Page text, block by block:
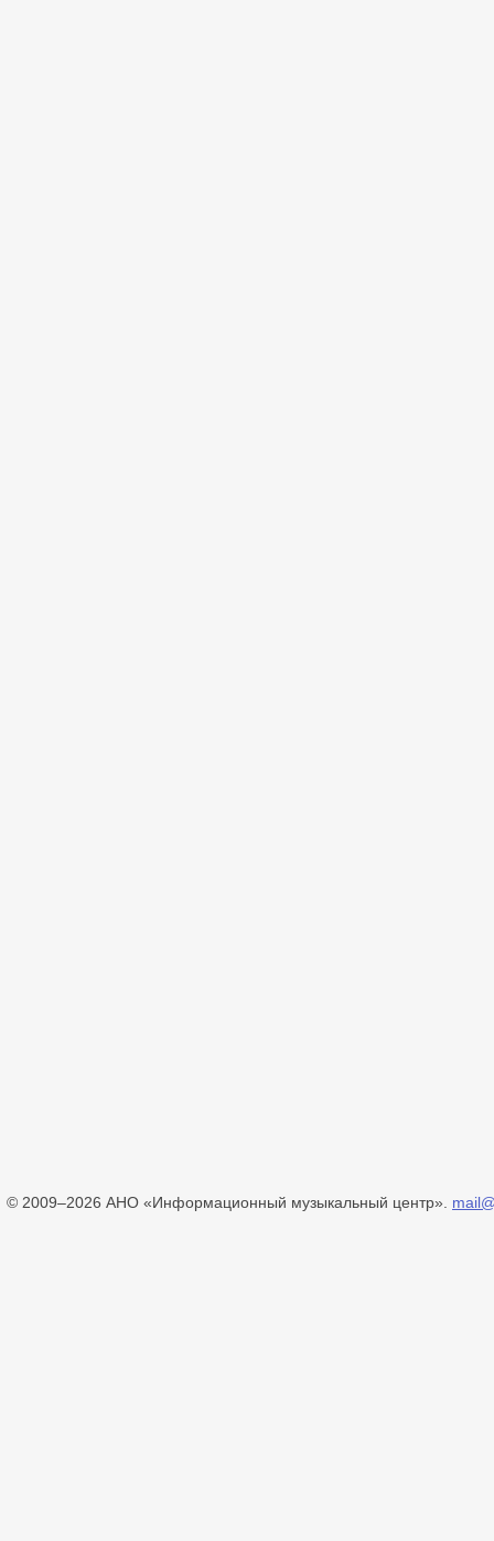
© 2009–2026 АНО «Информационный музыкальный центр».